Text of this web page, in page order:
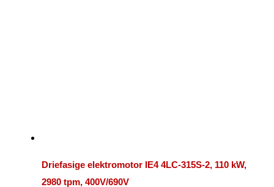
Driefasige elektromotor IE4 4LC-315S-2, 110 kW,
2980 tpm, 400V/690V